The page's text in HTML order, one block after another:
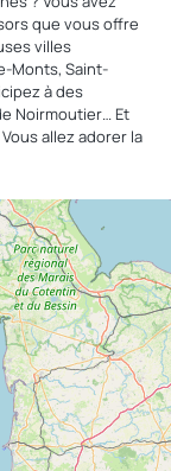
que vous offre
villes
Monts, Saint-
à des
Noirmoutier… Et
allez adorer la